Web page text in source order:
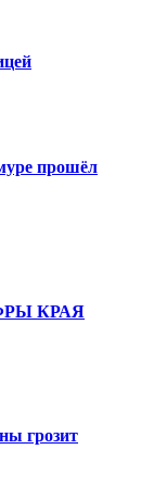
прошёл
КРАЯ
грозит